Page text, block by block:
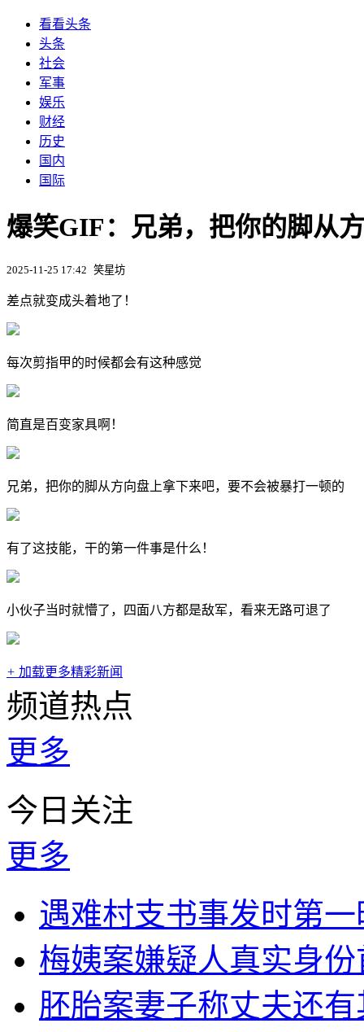
看看头条
头条
社会
军事
娱乐
财经
历史
国内
国际
爆笑GIF：兄弟，把你的脚从
2025-11-25 17:42 笑星坊
差点就变成头着地了！
每次剪指甲的时候都会有这种感觉
简直是百变家具啊！
兄弟，把你的脚从方向盘上拿下来吧，要不会被暴打一顿的
有了这技能，干的第一件事是什么！
小伙子当时就懵了，四面八方都是敌军，看来无路可退了
+ 加载更多精彩新闻
频道热点
更多
今日关注
更多
遇难村支书事发时第
梅姨案嫌疑人真实身
胚胎案妻子称丈夫还